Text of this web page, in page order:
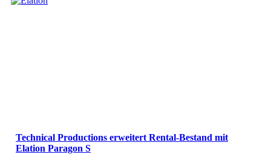
Technical Productions erweitert Rental-Bestand mit
Elation Paragon S